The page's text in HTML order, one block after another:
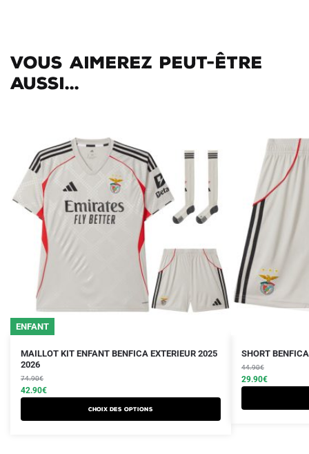
Vous aimerez peut-être
aussi...
ENFANT
MAILLOT KIT ENFANT BENFICA EXTERIEUR 2025
2026
74.90€
Le
prix
initial
était :
42.90€
Le
prix
actuel
est :
Choix des options
Ce
produit
a
plusieurs
variations.
SHORT
44.90€
Le
prix
initial
était :
29.90€
Le
prix
actuel
est :
Ce
produit
a